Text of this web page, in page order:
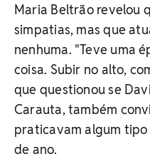
Maria Beltrão revelou
simpatias, mas que
nenhuma. "Teve uma
coisa. Subir no alto,
que questionou se
Carauta, também
praticavam algum
de ano.